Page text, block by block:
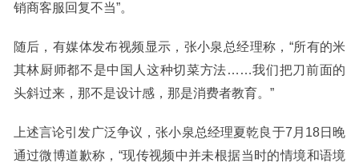
销商客服回复不当”。
随后，有媒体发布视频显示，张小泉总经理称，“所有的米
其林厨师都不是中国人这种切菜方法……我们把刀前面的
头斜过来，那不是设计感，那是消费者教育。”
上述言论引发广泛争议，张小泉总经理夏乾良于7月18日晚
通过微博道歉称，“现传视频中并未根据当时的情境和语境